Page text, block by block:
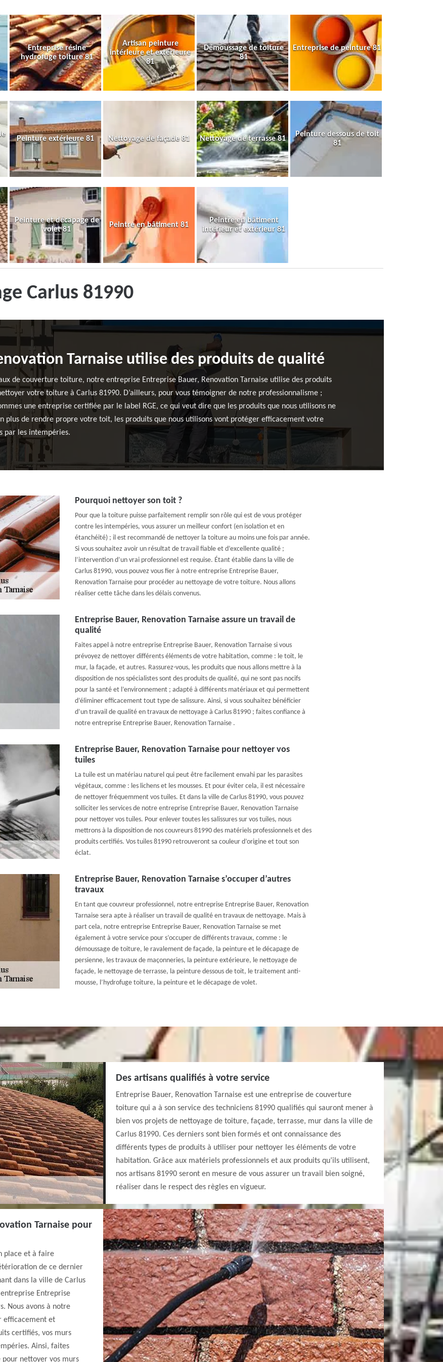
Entreprise résine
hydrofuge toiture 81
Artisan peinture
intérieure et extérieure
81
Démoussage de toiture
81
Entreprise de peinture 81
Peinture extérieure 81 Nettoyage de façade 81 Nettoyage de terrasse 81
Peinture dessous de toit
81
Peinture et décapage de
volet 81
Peintre en bâtiment 81
Peintre en bâtiment
intérieur et extérieur 81
Carlus 81990
Tarnaise utilise des produits de qualité
de couverture toiture, notre entreprise Entreprise Bauer, Renovation Tarnaise utilise des produits
votre toiture à Carlus 81990. D’ailleurs, pour vous témoigner de notre professionnalisme ;
une entreprise certifiée par le label RGE, ce qui veut dire que les produits que nous utilisons ne
plus de rendre propre votre toit, les produits que nous utilisons vont protéger efficacement votre
par les intempéries.
Pourquoi nettoyer son toit ?
Pour que la toiture puisse parfaitement remplir son rôle qui est de vous protéger
contre les intempéries, vous assurer un meilleur confort (en isolation et en
étanchéité) ; il est recommandé de nettoyer la toiture au moins une fois par année.
Si vous souhaitez avoir un résultat de travail fiable et d’excellente qualité ;
l’intervention d’un vrai professionnel est requise. Étant établie dans la ville de
Carlus 81990, vous pouvez vous fier à notre entreprise Entreprise Bauer,
Renovation Tarnaise pour procéder au nettoyage de votre toiture. Nous allons
réaliser cette tâche dans les délais convenus.
Entreprise Bauer, Renovation Tarnaise assure un travail de
qualité
Faites appel à notre entreprise Entreprise Bauer, Renovation Tarnaise si vous
prévoyez de nettoyer différents éléments de votre habitation, comme : le toit, le
mur, la façade, et autres. Rassurez-vous, les produits que nous allons mettre à la
disposition de nos spécialistes sont des produits de qualité, qui ne sont pas nocifs
pour la santé et l’environnement ; adapté à différents matériaux et qui permettent
d’éliminer efficacement tout type de salissure. Ainsi, si vous souhaitez bénéficier
d’un travail de qualité en travaux de nettoyage à Carlus 81990 ; faites confiance à
notre entreprise Entreprise Bauer, Renovation Tarnaise .
Entreprise Bauer, Renovation Tarnaise pour nettoyer vos
tuiles
La tuile est un matériau naturel qui peut être facilement envahi par les parasites
végétaux, comme : les lichens et les mousses. Et pour éviter cela, il est nécessaire
de nettoyer fréquemment vos tuiles. Et dans la ville de Carlus 81990, vous pouvez
solliciter les services de notre entreprise Entreprise Bauer, Renovation Tarnaise
pour nettoyer vos tuiles. Pour enlever toutes les salissures sur vos tuiles, nous
mettrons à la disposition de nos couvreurs 81990 des matériels professionnels et des
produits certifiés. Vos tuiles 81990 retrouveront sa couleur d’origine et tout son
éclat.
Entreprise Bauer, Renovation Tarnaise s’occuper d’autres
travaux
En tant que couvreur professionnel, notre entreprise Entreprise Bauer, Renovation
Tarnaise sera apte à réaliser un travail de qualité en travaux de nettoyage. Mais à
part cela, notre entreprise Entreprise Bauer, Renovation Tarnaise se met
également à votre service pour s’occuper de différents travaux, comme : le
démoussage de toiture, le ravalement de façade, la peinture et le décapage de
persienne, les travaux de maçonneries, la peinture extérieure, le nettoyage de
façade, le nettoyage de terrasse, la peinture dessous de toit, le traitement anti-
mousse, l’hydrofuge toiture, la peinture et le décapage de volet.
Des artisans qualifiés à votre service
Entreprise Bauer, Renovation Tarnaise est une entreprise de couverture
toiture qui a à son service des techniciens 81990 qualifiés qui sauront mener à
bien vos projets de nettoyage de toiture, façade, terrasse, mur dans la ville de
Carlus 81990. Ces derniers sont bien formés et ont connaissance des
différents types de produits à utiliser pour nettoyer les éléments de votre
habitation. Grâce aux matériels professionnels et aux produits qu’ils utilisent,
nos artisans 81990 seront en mesure de vous assurer un travail bien soigné,
réaliser dans le respect des règles en vigueur.
Tarnaise pour
place et à faire
de ce dernier
dans la ville de Carlus
Entreprise
Nous avons à notre
efficacement et
certifiés, vos murs
Ainsi, faites
pour nettoyer vos murs